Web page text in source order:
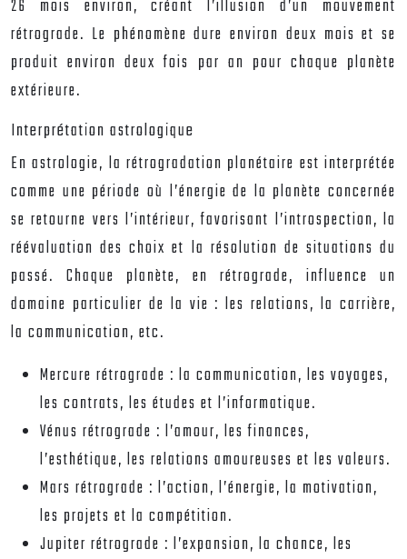
26 mois environ, créant l’illusion d’un mouvement
rétrograde. Le phénomène dure environ deux mois et se
produit environ deux fois par an pour chaque planète
extérieure.
Interprétation astrologique
En astrologie, la rétrogradation planétaire est interprétée
comme une période où l’énergie de la planète concernée
se retourne vers l’intérieur, favorisant l’introspection, la
réévaluation des choix et la résolution de situations du
passé. Chaque planète, en rétrograde, influence un
domaine particulier de la vie : les relations, la carrière,
la communication, etc.
Mercure rétrograde : la communication, les voyages,
les contrats, les études et l’informatique.
Vénus rétrograde : l’amour, les finances,
l’esthétique, les relations amoureuses et les valeurs.
Mars rétrograde : l’action, l’énergie, la motivation,
les projets et la compétition.
Jupiter rétrograde : l’expansion, la chance, les